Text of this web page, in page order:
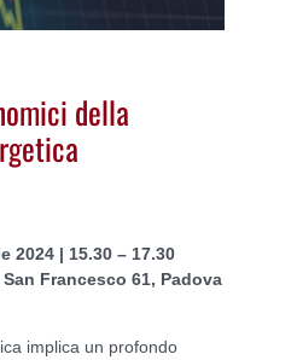
della
2024 | 15.30 – 17.30
Francesco 61, Padova
implica un profondo